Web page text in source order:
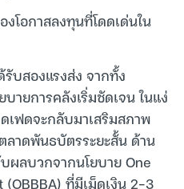
โอกาสลงทุนที่โดดเด่นใน
รับสองแรงส่ง จากทั้ง
บายการคลังเริ่มชัดเจน ในแง่
เฟดจะกลับมาเสริมสภาพ
ลาดพันธบัตรระยะสั้น ด้าน
ผลบวกจากนโยบาย One
ที่มีเม็ดเงิน 2-3